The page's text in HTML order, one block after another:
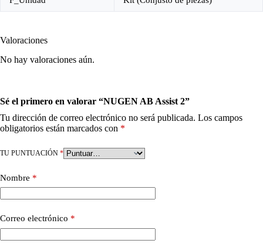
Valoraciones
No hay valoraciones aún.
Sé el primero en valorar “NUGEN AB Assist 2”
Tu dirección de correo electrónico no será publicada. Los campos
obligatorios están marcados con *
TU PUNTUACIÓN *
Nombre *
Correo electrónico *